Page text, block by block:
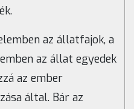
az állatfajok, a
az állat egyedek
az ember
által. Bár az